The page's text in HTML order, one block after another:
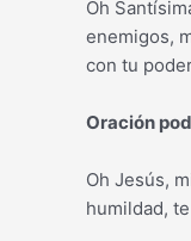
Oh
enemigos,
con tu
Oración
Oh Jesús,
humildad,